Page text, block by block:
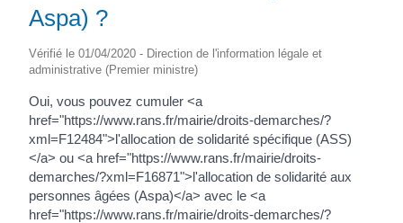
Aspa) ?
Vérifié le 01/04/2020 - Direction de l'information légale et
administrative (Premier ministre)
Oui, vous pouvez cumuler <a
href="https://www.rans.fr/mairie/droits-demarches/?
xml=F12484">l'allocation de solidarité spécifique (ASS)
</a> ou <a href="https://www.rans.fr/mairie/droits-
demarches/?xml=F16871">l'allocation de solidarité aux
personnes âgées (Aspa)</a> avec le <a
href="https://www.rans.fr/mairie/droits-demarches/?